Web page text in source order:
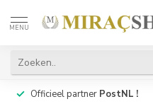
MENU
Officieel partner PostNL !